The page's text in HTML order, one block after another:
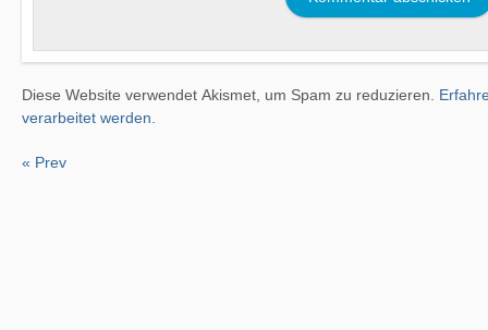
Diese Website verwendet Akismet, um Spam zu reduzieren.
verarbeitet werden.
« Prev